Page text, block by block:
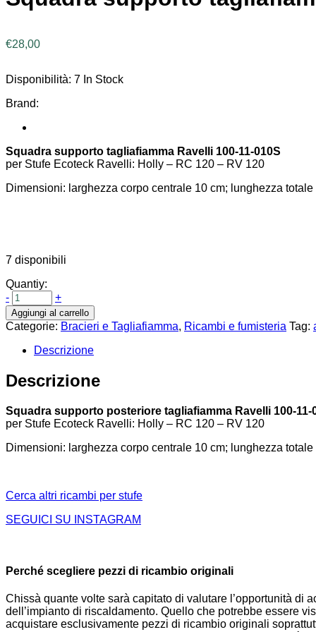
€28,00
Disponibilità: 7 In Stock
Brand:
Squadra supporto tagliafiamma Ravelli 100-11-010S
per Stufe Ecoteck Ravelli: Holly – RC 120 – RV 120
Dimensioni: larghezza corpo centrale 10 cm; lunghezza
7 disponibili
Quantiy:
-
+
Aggiungi al carrello
Categorie: Bracieri e Tagliafiamma, Ricambi e fumisteria Tag:
Descrizione
Descrizione
Squadra supporto posteriore tagliafiamma Ravelli 100-11-
per Stufe Ecoteck Ravelli: Holly – RC 120 – RV 120
Dimensioni: larghezza corpo centrale 10 cm; lunghezza
Cerca altri ricambi per stufe
SEGUICI SU INSTAGRAM
Perché scegliere pezzi di ricambio originali
Chissà quante volte sarà capitato di valutare l’opportunità di
dell’impianto di riscaldamento. Quello che potrebbe essere
acquistare esclusivamente pezzi di ricambio originali